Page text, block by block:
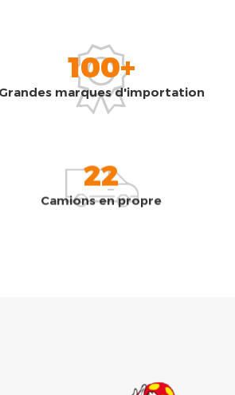
100+
Grandes marques d'importation
22
Camions en propre